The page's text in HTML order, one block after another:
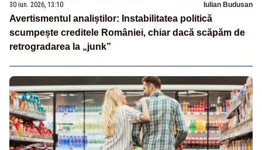
30 iun. 2026, 13:10 Iulian Budusan
Avertismentul analiștilor: Instabilitatea politică
scumpește creditele României, chiar dacă scăpăm de
retrogradarea la „junk”